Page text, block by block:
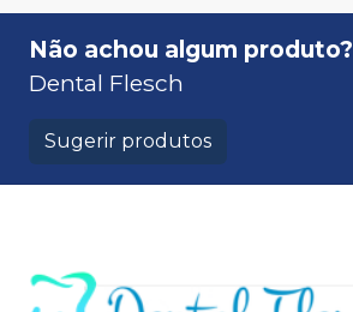
Não achou algum produto?
Dental Flesch
Sugerir produtos